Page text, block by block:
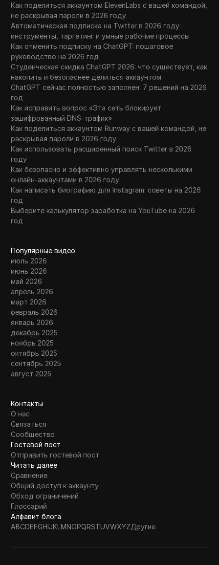
Как поделиться аккаунтом ElevenLabs с вашей командой,
не раскрывая пароли в 2026 году
Автоматическая подписка на Twitter в 2026 году:
инструменты, таргетинг и умные рабочие процессы
Как отменить подписку на ChatGPT: пошаговое
руководство на 2026 год
Студенческая скидка ChatGPT 2026: что существует, как
накопить и безопаснее делиться аккаунтом
ChatGPT сейчас полностью заполнен: 7 решений на 2026
год
Как исправить вопрос «Эта сеть блокирует
зашифрованный DNS-трафик»
Как поделиться аккаунтом Runway с вашей командой, не
раскрывая пароли в 2026 году
Как использовать расширенный поиск Twitter в 2026
году
Как безопасно и эффективно управлять несколькими
онлайн-аккаунтами в 2026 году
Как написать биографию для Instagram: советы на 2026
год
Выберите калькулятор заработка на YouTube на 2026
год
Популярные видео
июль 2026
июнь 2026
май 2026
апрель 2026
март 2026
февраль 2026
январь 2026
декабрь 2025
ноябрь 2025
октябрь 2025
сентябрь 2025
август 2025
Контакты
О нас
Связаться
Сообщество
Гостевой пост
Отправить гостевой пост
Читать далее
Сравнение
Общий доступ к аккаунту
Обход ограничений
Глоссарий
Алфавит блога
ABCDEFGHIJKLMNOPQRSTUVWXYZДругие